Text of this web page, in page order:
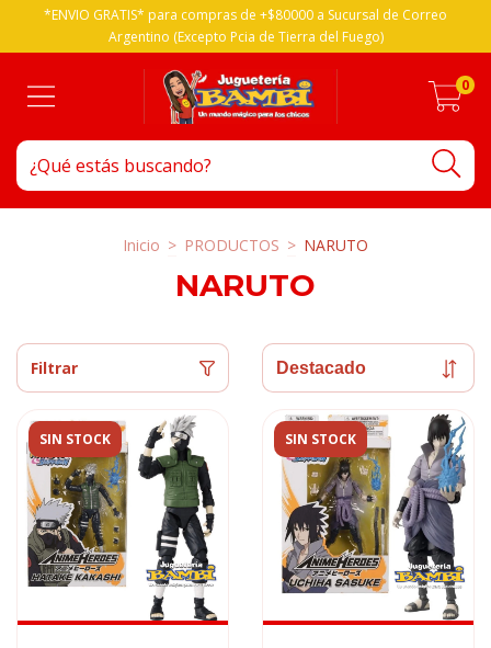
*ENVIO GRATIS* para compras de +$80000 a Sucursal de Correo
Argentino (Excepto Pcia de Tierra del Fuego)
0
Inicio > PRODUCTOS > NARUTO
NARUTO
Filtrar
SIN STOCK SIN STOCK